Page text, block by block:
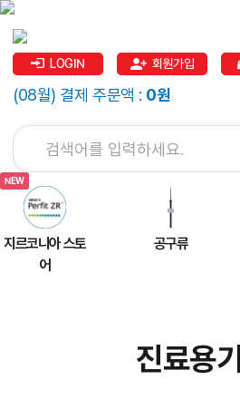
LOGIN 회원가입
(08월) 결제 주문액 : 0원
지르코니아 스토
어
공구류
진료용